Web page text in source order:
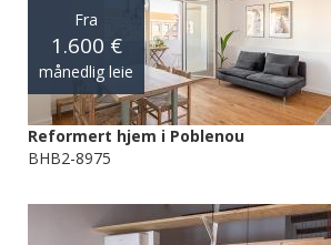
Fra
1.600 €
månedlig leie
Reformert hjem i Poblenou
BHB2-8975